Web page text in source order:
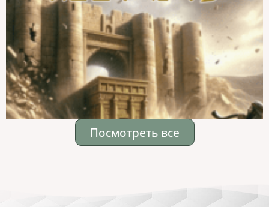
Посмотреть все